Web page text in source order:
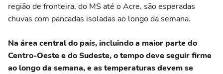
região de fronteira, do MS até o Acre, são esperadas
chuvas com pancadas isoladas ao longo da semana.
Na área central do país, incluindo a maior parte do
Centro-Oeste e do Sudeste, o tempo deve seguir firme
ao longo da semana, e as temperaturas devem se